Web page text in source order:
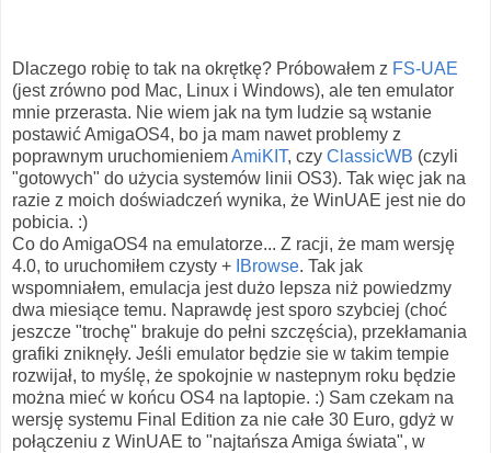
Dlaczego robię to tak na okrętkę? Próbowałem z FS-UAE
(jest zrówno pod Mac, Linux i Windows), ale ten emulator
mnie przerasta. Nie wiem jak na tym ludzie są wstanie
postawić AmigaOS4, bo ja mam nawet problemy z
poprawnym uruchomieniemAmiKIT, czy ClassicWB (czyli
"gotowych" do użycia systemów linii OS3). Tak więc jak na
razie z moich doświadczeń wynika, że WinUAE jest nie do
pobicia. :)
Co do AmigaOS4 na emulatorze... Z racji, że mam wersję
4.0, to uruchomiłem czysty + IBrowse. Tak jak
wspomniałem, emulacja jest dużo lepsza niż powiedzmy
dwa miesiące temu. Naprawdę jest sporo szybciej (choć
jeszcze "trochę" brakuje do pełni szczęścia), przekłamania
grafiki zniknęły. Jeśli emulator będzie sie w takim tempie
rozwijał, to myślę, że spokojnie w nastepnym roku będzie
można mieć w końcu OS4 na laptopie. :) Sam czekam na
wersję systemu Final Edition za nie całe 30 Euro, gdyż w
połączeniu z WinUAE to "najtańsza Amiga świata", w